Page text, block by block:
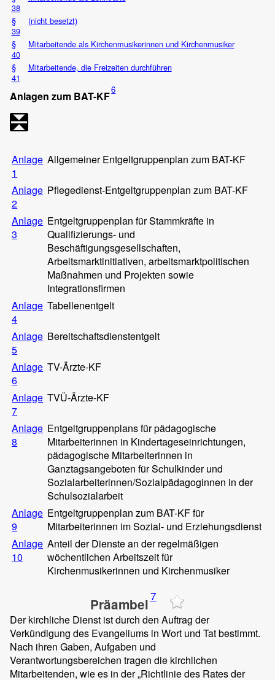
38
§
39
(nicht besetzt)
§
40
Mitarbeitende als Kirchenmusikerinnen und Kirchenmusiker
§
41
Mitarbeitende, die Freizeiten durchführen
Anlagen zum BAT-KF6
Anlage
1
Allgemeiner Entgeltgruppenplan zum BAT-KF
Anlage
2
Pflegedienst-Entgeltgruppenplan zum BAT-KF
Anlage
3
Entgeltgruppenplan für Stammkräfte in
Qualifizierungs- und
Beschäftigungsgesellschaften,
Arbeitsmarktinitiativen, arbeitsmarktpolitischen
Maßnahmen und Projekten sowie
Integrationsfirmen
Anlage
4
Tabellenentgelt
Anlage
5
Bereitschaftsdienstentgelt
Anlage
6
TV-Ärzte-KF
Anlage
7
TVÜ-Ärzte-KF
Anlage
8
Entgeltgruppenplans für pädagogische
Mitarbeiterinnen in Kindertageseinrichtungen,
pädagogische Mitarbeiterinnen in
Ganztagsangeboten für Schulkinder und
Sozialarbeiterinnen/Sozialpädagoginnen in der
Schulsozialarbeit
Anlage
9
Entgeltgruppenplan zum BAT-KF für
Mitarbeiterinnen im Sozial- und Erziehungsdienst
Anlage
10
Anteil der Dienste an der regelmäßigen
wöchentlichen Arbeitszeit für
Kirchenmusikerinnen und Kirchenmusiker
Präambel7
Der kirchliche Dienst ist durch den Auftrag der
Verkündigung des Evangeliums in Wort und Tat bestimmt.
Nach ihren Gaben, Aufgaben und
Verantwortungsbereichen tragen die kirchlichen
Mitarbeitenden, wie es in der „Richtlinie des Rates der